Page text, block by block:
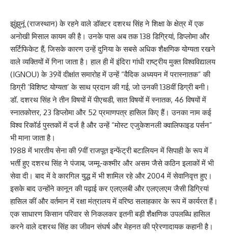
झुंझुनूं (राजस्थान) के रहने वाले डॉक्टर दशरथ सिंह ने शिक्षा के क्षेत्र में एक
अनोखी मिसाल कायम की है। उनके पास अब तक 138 डिग्रियां, डिप्लोमा और
सर्टिफिकेट हैं, जिसके कारण उन्हें दुनिया के सबसे अधिक शैक्षणिक योग्यता रखने
वाले व्यक्तियों में गिना जाता है। हाल ही में इंदिरा गांधी राष्ट्रीय मुक्त विश्वविद्यालय
(IGNOU) के 39वें दीक्षांत समारोह में उन्हें “वैदिक अध्ययन में परास्नातक” की
डिग्री ‘विशिष्ट योग्यता’ के साथ प्रदान की गई, जो उनकी 138वीं डिग्री बनी।
डॉ. दशरथ सिंह ने तीन विषयों में पीएचडी, सात विषयों में स्नातक, 46 विषयों में
स्नातकोत्तर, 23 डिप्लोमा और 52 प्रमाणपत्र हासिल किए हैं। उनका नाम कई
विश्व रिकॉर्ड पुस्तकों में दर्ज है और उन्हें “मोस्ट एजुकेशनली क्वालिफाइड पर्सन”
भी माना जाता है।
1988 में भारतीय सेना की 9वीं राजपूत इन्फेंट्री बटालियन में सिपाही के रूप में
भर्ती हुए दशरथ सिंह ने पंजाब, जम्मू-कश्मीर और असम जैसे कठिन इलाकों में भी
सेवा दी। बाद में वे कारगिल युद्ध में भी शामिल रहे और 2004 में सेवानिवृत्त हुए।
इसके बाद उन्होंने कानून की पढ़ाई कर एलएलबी और एलएलएम जैसी डिग्रियां
हासिल कीं और वर्तमान में रक्षा मंत्रालय में वरिष्ठ सलाहकार के रूप में कार्यरत हैं।
एक साधारण किसान परिवार से निकलकर इतनी बड़ी शैक्षणिक उपलब्धि हासिल
करने वाले दशरथ सिंह का जीवन संघर्ष और मेहनत की प्रेरणादायक कहानी है।